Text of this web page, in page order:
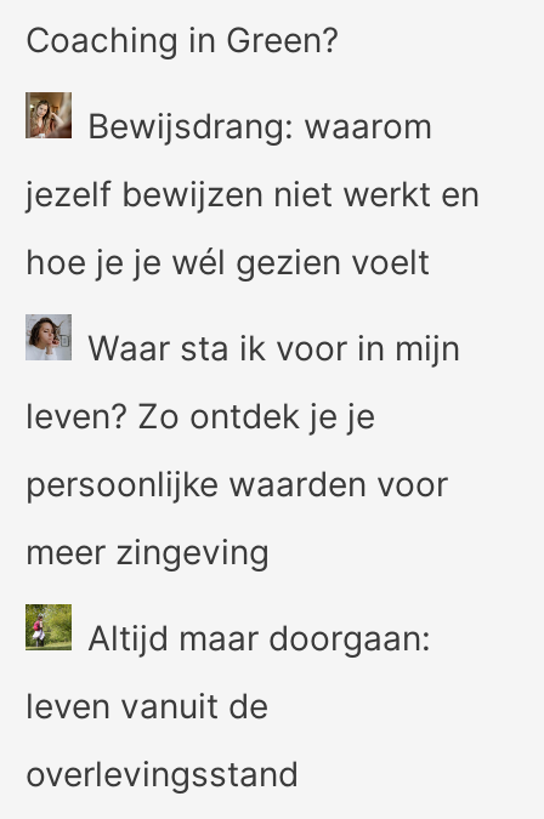
Coaching in Green?
Bewijsdrang: waarom
jezelf bewijzen niet werkt en
hoe je je wél gezien voelt
Waar sta ik voor in mijn
leven? Zo ontdek je je
persoonlijke waarden voor
meer zingeving
Altijd maar doorgaan:
leven vanuit de
overlevingsstand